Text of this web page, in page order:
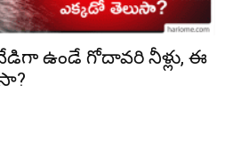
వేడిగా ఉండే గోదావరి నీళ్లు, ఈ